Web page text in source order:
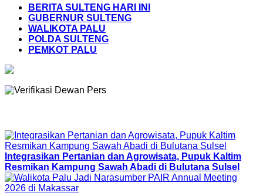
BERITA SULTENG HARI INI
GUBERNUR SULTENG
WALIKOTA PALU
POLDA SULTENG
PEMKOT PALU
Integrasikan Pertanian dan Agrowisata, Pupuk Kaltim
Resmikan Kampung Sawah Abadi di Bulutana Sulsel